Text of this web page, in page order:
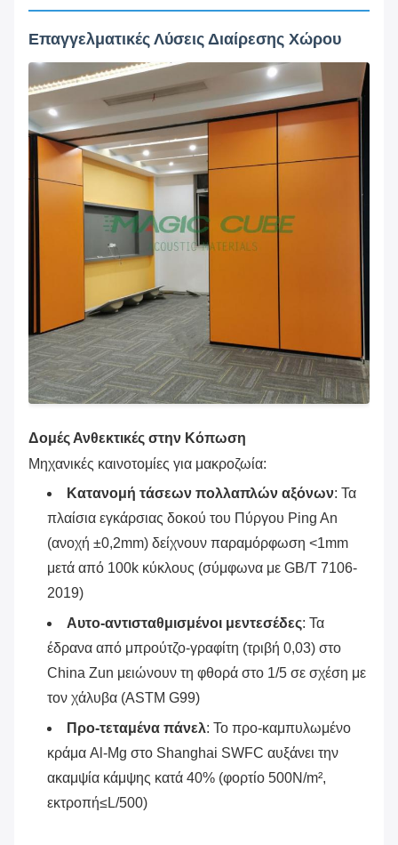
Επαγγελματικές Λύσεις Διαίρεσης Χώρου
Δομές Ανθεκτικές στην Κόπωση
Μηχανικές καινοτομίες για μακροζωία:
Κατανομή τάσεων πολλαπλών αξόνων‌: Τα
πλαίσια εγκάρσιας δοκού του Πύργου Ping An
(ανοχή ±0,2mm) δείχνουν παραμόρφωση <1mm
μετά από 100k κύκλους (σύμφωνα με GB/T 7106-
2019)
Αυτο-αντισταθμισμένοι μεντεσέδες‌: Τα
έδρανα από μπρούτζο-γραφίτη (τριβή 0,03) στο
China Zun μειώνουν τη φθορά στο 1/5 σε σχέση με
τον χάλυβα (ASTM G99)
Προ-τεταμένα πάνελ‌: Το προ-καμπυλωμένο
κράμα Al-Mg στο Shanghai SWFC αυξάνει την
ακαμψία κάμψης κατά 40% (φορτίο 500N/m²,
εκτροπή≤L/500)